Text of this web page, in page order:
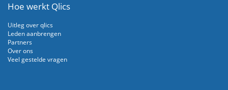
Hoe werkt Qlics
Uitleg over qlics
Leden aanbrengen
Partners
Over ons
Veel gestelde vragen